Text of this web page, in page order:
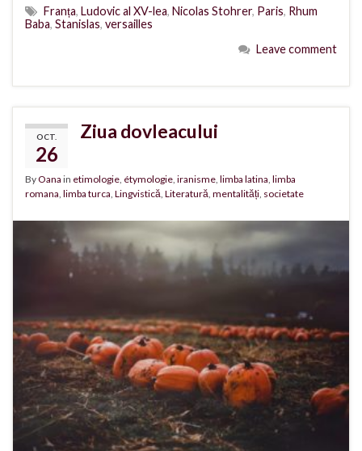
Franța, Ludovic al XV-lea, Nicolas Stohrer, Paris, Rhum
Baba, Stanislas, versailles
Leave comment
OCT.
26
Ziua dovleacului
ByOana in etimologie étymologie iranisme limba latina limba
romana limba turca Lingvistică Literatură mentalități societate